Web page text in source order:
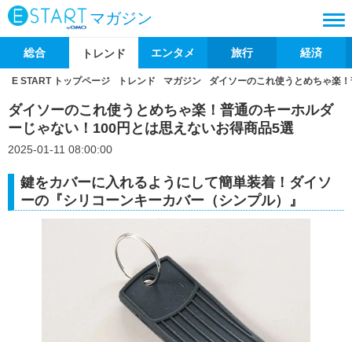
マガジン
総合 トレンド エンタメ 旅行 経済
E START トップページ トレンド マガジン ダイソーのこれ使うとめちゃ楽
ダイソーのこれ使うとめちゃ楽！普通のキーホルダ
ーじゃない！100円とは思えないお得商品5選
2025-01-11 08:00:00
鍵をカバーに入れるようにして簡単装着！ダイソ
ーの『シリコーンキーカバー（シンプル）』